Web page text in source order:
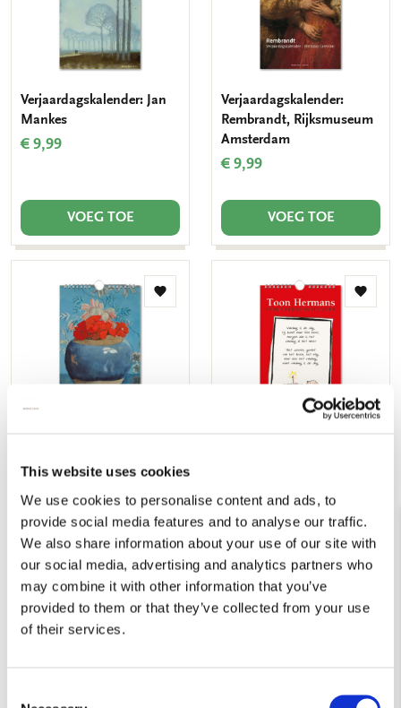
This website uses cookies
We use cookies to personalise content and ads, to
provide social media features and to analyse our traffic.
We also share information about your use of our site with
our social media, advertising and analytics partners who
may combine it with other information that you’ve
provided to them or that they’ve collected from your use
of their services.
Verjaardagskalender: Jan
Mankes
€ 9,99
VOEG TOE
Verjaardagskalender:
Rembrandt, Rijksmuseum
Amsterdam
€ 9,99
VOEG TOE
Toevoegen
Voerman, Museum de
Fundatie
€ 9,99
VOEG TOE
€ 9,99
VOEG TOE